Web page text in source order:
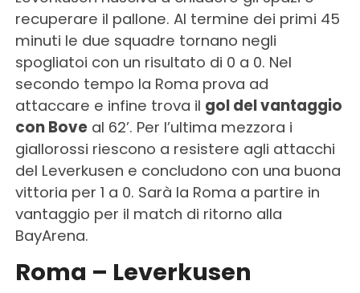
recuperare il pallone. Al termine dei primi 45
minuti le due squadre tornano negli
spogliatoi con un risultato di 0 a 0. Nel
secondo tempo la Roma prova ad
attaccare e infine trova il gol del vantaggio
con Boveal 62’. Per l’ultima mezzora i
giallorossi riescono a resistere agli attacchi
del Leverkusen e concludono con una buona
vittoria per 1 a 0. Sarà la Roma a partire in
vantaggio per il match di ritorno alla
BayArena.
Roma – Leverkusen